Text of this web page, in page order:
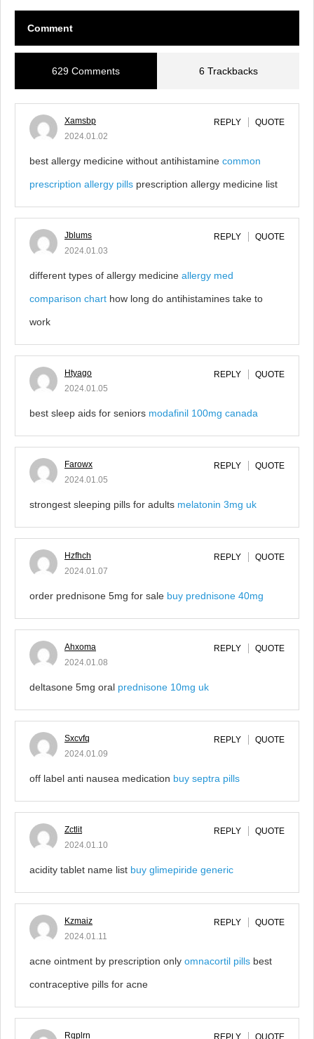
Comment
629 Comments 6 Trackbacks
Xamsbp
2024.01.02
REPLY QUOTE
best allergy medicine without antihistamine common
prescription allergy pills prescription allergy medicine list
Jblums
2024.01.03
REPLY QUOTE
different types of allergy medicine allergy med
comparison chart how long do antihistamines take to
work
Htyago
2024.01.05
REPLY QUOTE
best sleep aids for seniors modafinil 100mg canada
Farowx
2024.01.05
REPLY QUOTE
strongest sleeping pills for adults melatonin 3mg uk
Hzfhch
2024.01.07
REPLY QUOTE
order prednisone 5mg for sale buy prednisone 40mg
Ahxoma
2024.01.08
REPLY QUOTE
deltasone 5mg oral prednisone 10mg uk
Sxcvfq
2024.01.09
REPLY QUOTE
off label anti nausea medication buy septra pills
Zctlit
2024.01.10
REPLY QUOTE
acidity tablet name list buy glimepiride generic
Kzmaiz
2024.01.11
REPLY QUOTE
acne ointment by prescription only omnacortil pills best
contraceptive pills for acne
Rqplrn REPLY QUOTE